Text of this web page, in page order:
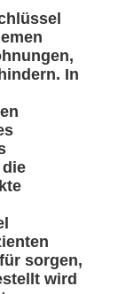
In
sorgen,
wird